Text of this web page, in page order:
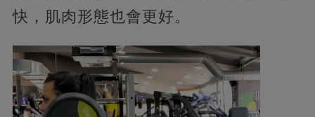
快，肌肉形態也會更好。